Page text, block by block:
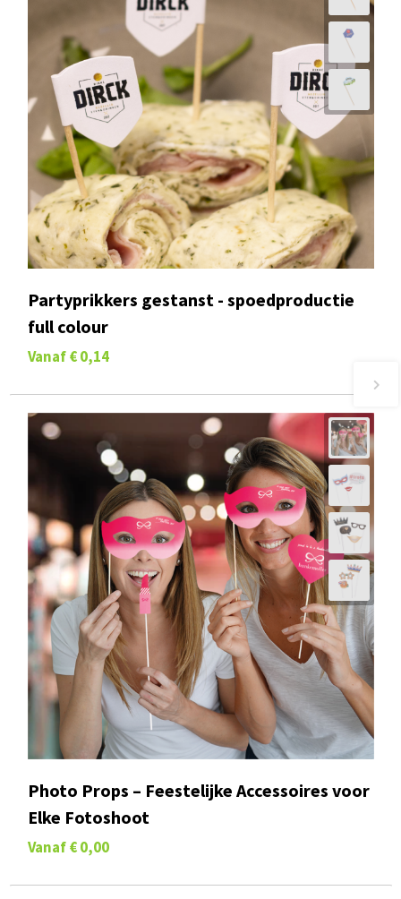
Partyprikkers gestanst - spoedproductie
full colour
Vanaf € 0,14
Photo Props – Feestelijke Accessoires voor
Elke Fotoshoot
Vanaf € 0,00